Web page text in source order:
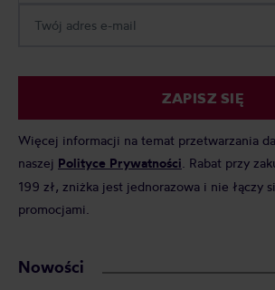
ZAPISZ SIĘ
Więcej informacji na temat przetwarzania
naszej Polityce Prywatności . Rabat przy
199 zł, zniżka jest jednorazowa i nie łączy
promocjami.
Nowości